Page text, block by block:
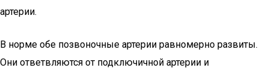
артерии.
В норме обе позвоночные артерии равномерно развиты.
Они ответвляются от подключичной артерии и